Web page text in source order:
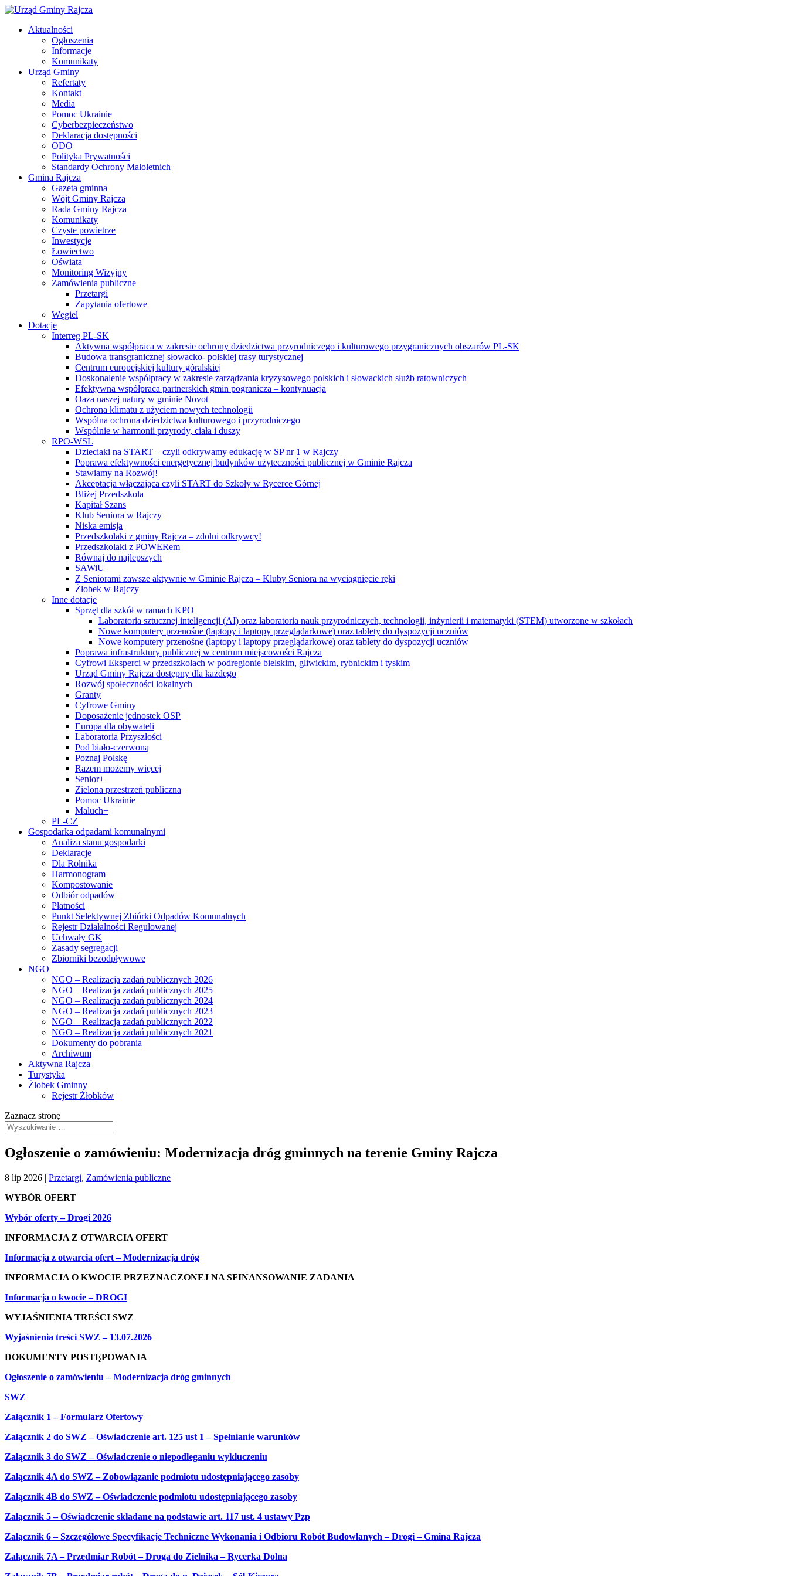
Aktualności
Ogłoszenia
Informacje
Komunikaty
Urząd Gminy
Refertaty
Kontakt
Media
Pomoc Ukrainie
Cyberbezpieczeństwo
Deklaracja dostępności
ODO
Polityka Prywatności
Standardy Ochrony Małoletnich
Gmina Rajcza
Gazeta gminna
Wójt Gminy Rajcza
Rada Gminy Rajcza
Komunikaty
Czyste powietrze
Inwestycje
Łowiectwo
Oświata
Monitoring Wizyjny
Zamówienia publiczne
Przetargi
Zapytania ofertowe
Węgiel
Dotacje
Interreg PL-SK
Aktywna współpraca w zakresie ochrony dziedzictwa przyrodniczego i kulturowego przygranicznych obszarów PL-SK
Budowa transgranicznej słowacko- polskiej trasy turystycznej
Centrum europejskiej kultury góralskiej
Doskonalenie współpracy w zakresie zarządzania kryzysowego polskich i słowackich służb ratowniczych
Efektywna współpraca partnerskich gmin pogranicza – kontynuacja
Oaza naszej natury w gminie Novot
Ochrona klimatu z użyciem nowych technologii
Wspólna ochrona dziedzictwa kulturowego i przyrodniczego
Wspólnie w harmonii przyrody, ciała i duszy
RPO-WSL
Dzieciaki na START – czyli odkrywamy edukację w SP nr 1 w Rajczy
Poprawa efektywności energetycznej budynków użyteczności publicznej w Gminie Rajcza
Stawiamy na Rozwój!
Akceptacja włączająca czyli START do Szkoły w Rycerce Górnej
Bliżej Przedszkola
Kapitał Szans
Klub Seniora w Rajczy
Niska emisja
Przedszkolaki z gminy Rajcza – zdolni odkrywcy!
Przedszkolaki z POWERem
Równaj do najlepszych
SAWiU
Z Seniorami zawsze aktywnie w Gminie Rajcza – Kluby Seniora na wyciągnięcie ręki
Żłobek w Rajczy
Inne dotacje
Sprzęt dla szkół w ramach KPO
Laboratoria sztucznej inteligencji (AI) oraz laboratoria nauk przyrodniczych, technologii, inżynierii i matematyki (STEM) utworzone w szkołach
Nowe komputery przenośne (laptopy i laptopy przeglądarkowe) oraz tablety do dyspozycji uczniów
Nowe komputery przenośne (laptopy i laptopy przeglądarkowe) oraz tablety do dyspozycji uczniów
Poprawa infrastruktury publicznej w centrum miejscowości Rajcza
Cyfrowi Eksperci w przedszkolach w podregionie bielskim, gliwickim, rybnickim i tyskim
Urząd Gminy Rajcza dostępny dla każdego
Rozwój społeczności lokalnych
Granty
Cyfrowe Gminy
Doposażenie jednostek OSP
Europa dla obywateli
Laboratoria Przyszłości
Pod biało-czerwoną
Poznaj Polskę
Razem możemy więcej
Senior+
Zielona przestrzeń publiczna
Pomoc Ukrainie
Maluch+
PL-CZ
Gospodarka odpadami komunalnymi
Analiza stanu gospodarki
Deklaracje
Dla Rolnika
Harmonogram
Kompostowanie
Odbiór odpadów
Płatności
Punkt Selektywnej Zbiórki Odpadów Komunalnych
Rejestr Działalności Regulowanej
Uchwały GK
Zasady segregacji
Zbiorniki bezodpływowe
NGO
NGO – Realizacja zadań publicznych 2026
NGO – Realizacja zadań publicznych 2025
NGO – Realizacja zadań publicznych 2024
NGO – Realizacja zadań publicznych 2023
NGO – Realizacja zadań publicznych 2022
NGO – Realizacja zadań publicznych 2021
Dokumenty do pobrania
Archiwum
Aktywna Rajcza
Turystyka
Żłobek Gminny
Rejestr Żłobków
Zaznacz stronę
Ogłoszenie o zamówieniu: Modernizacja dróg gminnych na terenie Gminy Rajcza
8 lip 2026 | Przetargi, Zamówienia publiczne
WYBÓR OFERT
Wybór oferty – Drogi 2026
INFORMACJA Z OTWARCIA OFERT
Informacja z otwarcia ofert – Modernizacja dróg
INFORMACJA O KWOCIE PRZEZNACZONEJ NA SFINANSOWANIE ZADANIA
Informacja o kwocie – DROGI
WYJAŚNIENIA TREŚCI SWZ
Wyjaśnienia treści SWZ – 13.07.2026
DOKUMENTY POSTĘPOWANIA
Ogłoszenie o zamówieniu – Modernizacja dróg gminnych
SWZ
Załącznik 1 – Formularz Ofertowy
Załącznik 2 do SWZ – Oświadczenie art. 125 ust 1 – Spełnianie warunków
Załącznik 3 do SWZ – Oświadczenie o niepodleganiu wykluczeniu
Załącznik 4A do SWZ – Zobowiązanie podmiotu udostępniającego zasoby
Załącznik 4B do SWZ – Oświadczenie podmiotu udostępniającego zasoby
Załącznik 5 – Oświadczenie składane na podstawie art. 117 ust. 4 ustawy Pzp
Załącznik 6 – Szczegółowe Specyfikacje Techniczne Wykonania i Odbioru Robót Budowlanych – Drogi – Gmina Rajcza
Załącznik 7A – Przedmiar Robót – Droga do Zielnika – Rycerka Dolna